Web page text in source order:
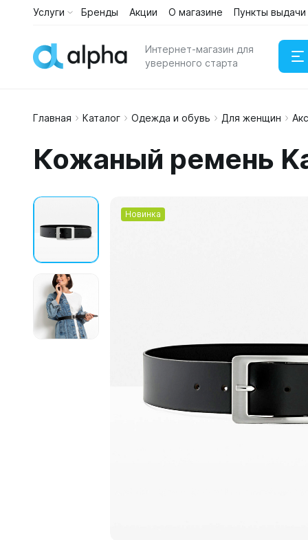
Услуги Бренды Акции О магазине Пункты выдачи
Интернет-магазин для
уверенного старта
Главная Каталог Одежда и обувь Для женщин
Кожаный ремень
Новинка